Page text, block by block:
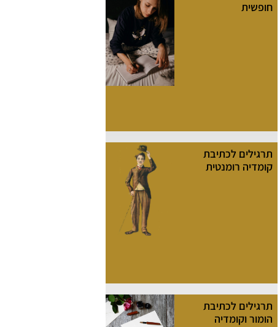
חופשית
תרגילים לכתיבת
קומדיה רומנטית
תרגילים לכתיבת
הומור וקומדיה